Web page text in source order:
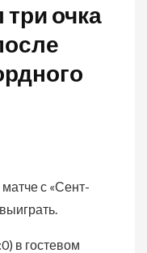
очка
с «Сент-
в гостевом